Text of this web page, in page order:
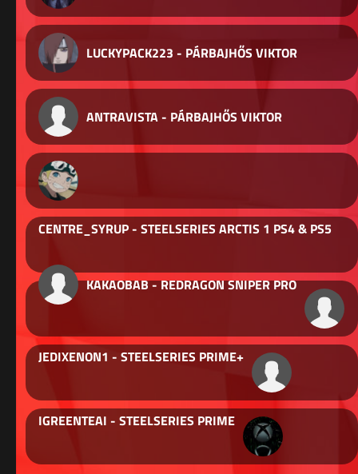
LUCKYPACK223 - PÁRBAJHŐS VIKTOR
ANTRAVISTA - PÁRBAJHŐS VIKTOR
CENTRE_SYRUP - STEELSERIES ARCTIS 1 PS4 & PS5
KAKAOBAB - REDRAGON SNIPER PRO
JEDIXENON1 - STEELSERIES PRIME+
IGREENTEAI - STEELSERIES PRIME